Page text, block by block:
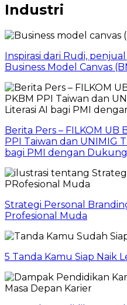
Industri
Inspirasi dari Rudi,
Business Model Canvas
Berita Pers – FILKOM UB
PPI Taiwan dan UNIMIG
bagi PMI dengan
Strategi Personal
Profesional Muda
5 Tanda Kamu Siap Naik